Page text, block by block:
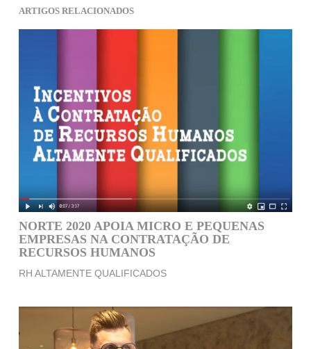
ARTIGOS RELACIONADOS
NORTE 2020 APOIA MICRO E PEQUENAS
EMPRESAS NA CONTRATAÇÃO DE
RECURSOS HUMANOS
RH ALTAMENTE QUALIFICADOS